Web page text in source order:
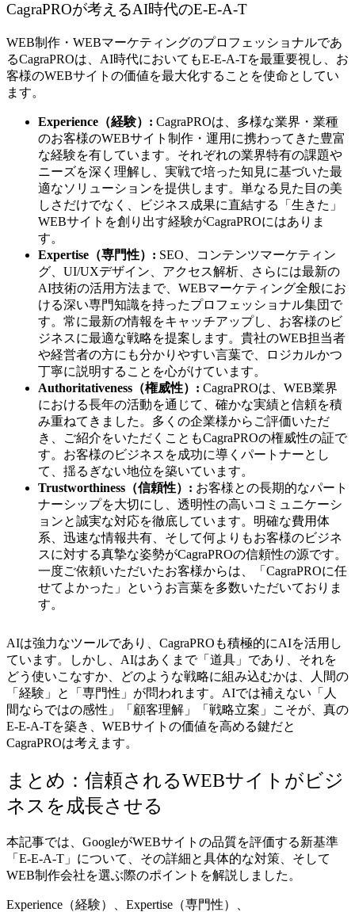
CagraPROが考えるAI時代のE-E-A-T
WEB制作・WEBマーケティングのプロフェッショナルであ
るCagraPROは、AI時代においてもE-E-A-Tを最重要視し、お
客様のWEBサイトの価値を最大化することを使命としてい
ます。
Experience（経験）: CagraPROは、多様な業界・業種
のお客様のWEBサイト制作・運用に携わってきた豊富
な経験を有しています。それぞれの業界特有の課題や
ニーズを深く理解し、実戦で培った知見に基づいた最
適なソリューションを提供します。単なる見た目の美
しさだけでなく、ビジネス成果に直結する「生きた」
WEBサイトを創り出す経験がCagraPROにはありま
す。
Expertise（専門性）: SEO、コンテンツマーケティン
グ、UI/UXデザイン、アクセス解析、さらには最新の
AI技術の活用方法まで、WEBマーケティング全般にお
ける深い専門知識を持ったプロフェッショナル集団で
す。常に最新の情報をキャッチアップし、お客様のビ
ジネスに最適な戦略を提案します。貴社のWEB担当者
や経営者の方にも分かりやすい言葉で、ロジカルかつ
丁寧に説明することを心がけています。
Authoritativeness（権威性）: CagraPROは、WEB業界
における長年の活動を通じて、確かな実績と信頼を積
み重ねてきました。多くの企業様からご評価いただ
き、ご紹介をいただくこともCagraPROの権威性の証で
す。お客様のビジネスを成功に導くパートナーとし
て、揺るぎない地位を築いています。
Trustworthiness（信頼性）: お客様との長期的なパート
ナーシップを大切にし、透明性の高いコミュニケーシ
ョンと誠実な対応を徹底しています。明確な費用体
系、迅速な情報共有、そして何よりもお客様のビジネ
スに対する真摯な姿勢がCagraPROの信頼性の源です。
一度ご依頼いただいたお客様からは、「CagraPROに任
せてよかった」というお言葉を多数いただいておりま
す。
AIは強力なツールであり、CagraPROも積極的にAIを活用し
ています。しかし、AIはあくまで「道具」であり、それを
どう使いこなすか、どのような戦略に組み込むかは、人間の
「経験」と「専門性」が問われます。AIでは補えない「人
間ならではの感性」「顧客理解」「戦略立案」こそが、真の
E-E-A-Tを築き、WEBサイトの価値を高める鍵だと
CagraPROは考えます。
まとめ：信頼されるWEBサイトがビジ
ネスを成長させる
本記事では、GoogleがWEBサイトの品質を評価する新基準
「E-E-A-T」について、その詳細と具体的な対策、そして
WEB制作会社を選ぶ際のポイントを解説しました。
Experience（経験）、Expertise（専門性）、